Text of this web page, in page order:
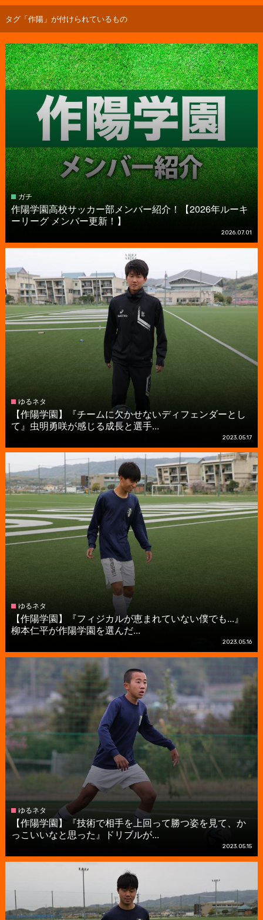
タグ「作陽」が付けられているもの
ガチ
作陽学園高校サッカー部メンバー紹介！【2026年ルーキ
ーリーグ メンバー更新！】
2026.07.01
ゆるネタ
【作陽学園】『チームに欠かせないディフェンダーとし
て』虫明勇咲が感じる成長と選手...
2023.05.17
ゆるネタ
【作陽学園】『フィジカルが恵まれていない僕でも...』
柳本仁平が作陽学園を選んだ...
2023.05.16
ゆるネタ
【作陽学園】『技術で相手を上回って勝つ姿を見て、か
っこいいなと思った』ドリブルが...
2023.05.15